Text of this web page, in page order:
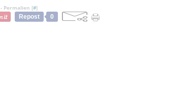
- Permalien [#]
Repost
0